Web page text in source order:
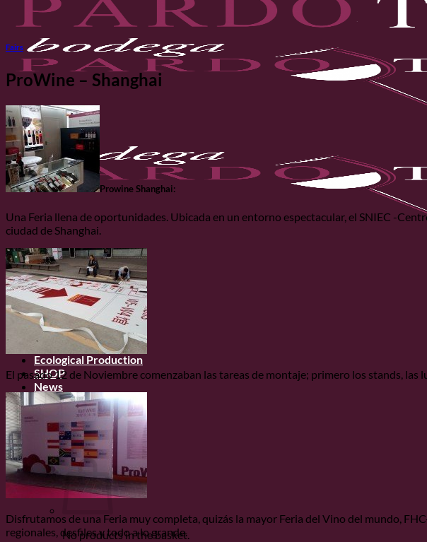
Home
The Cellar
The Cellar
History
Vineyards
Varieties
Ecological Production
SHOP
News
Contact
Login
Basket0
No products in the basket.
Fairs
ProWine – Shanghai
Prowine Shanghai:
Una Feria llena de oportunidades. Ubicada en un entorno espectacular, el SNIEC -
ciudad de Shanghai.
El pasado 12 de Noviembre comenzaban las tareas de montaje; primero los stands,
Disfrutamos de una Feria muy completa, quizás la mayor Feria del Vino del mundo,
regionales, desfiles y todo a lo grande.